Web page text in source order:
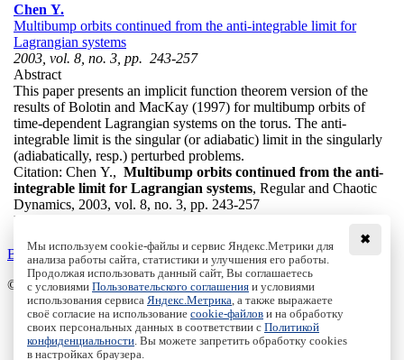
Chen Y.
Multibump orbits continued from the anti-integrable limit for
Lagrangian systems
2003, vol. 8, no. 3, pp. 243-257
Abstract
This paper presents an implicit function theorem version of the
results of Bolotin and MacKay (1997) for multibump orbits of
time-dependent Lagrangian systems on the torus. The anti-
integrable limit is the singular (or adiabatic) limit in the singularly
(adiabatically, resp.) perturbed problems.
Citation: Chen Y., Multibump orbits continued from the anti-
integrable limit for Lagrangian systems, Regular and Chaotic
Dynamics, 2003, vol. 8, no. 3, pp. 243-257
DOI:
Back to the list
© Institute of Computer Science Izhevsk, 2005 - 2026
About Journal
Editorial Board
Author Information
✖
Мы используем cookie-файлы и сервис Яндекс.Метрики для
анализа работы сайта, статистики и улучшения его работы.
Продолжая использовать данный сайт, Вы соглашаетесь
с условиями Пользовательского соглашения и условиями
использования сервиса Яндекс.Метрика , а также выражаете
своё согласие на использование cookie-файлов и на обработку
своих персональных данных в соответствии с Политикой
конфиденциальности . Вы можете запретить обработку cookies
в настройках браузера.